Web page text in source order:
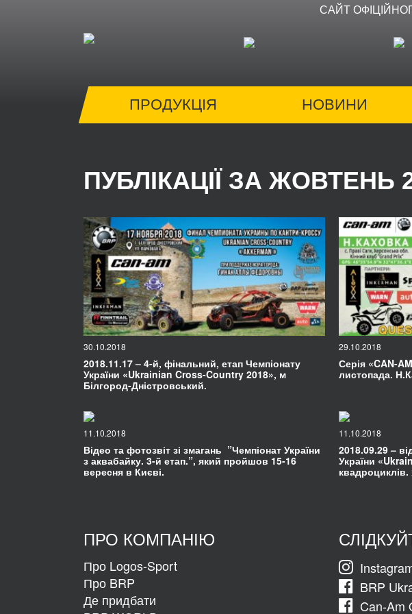
САЙТ
ПРОДУКЦІЯ НОВИНИ
ПУБЛІКАЦІЇ ЗА ЖОВТЕНЬ
30.10.2018
2018.11.17 – 4-й, фінальний, етап Чемпіонату
України «Ukrainian Cross-Country 2018», м
Білгород-Дністровський.
29.10.2018
Серія «CAN-
листопада.
11.10.2018
Відео та фотозвіт зі змагань ”Чемпіонат України
з аквабайку. 3-й етап.”, який пройшов 15-16
вересня в Києві.
11.10.2018
2018.09.29 –
України
ПРО КОМПАНІЮ
Про Logos-Sport
Про BRP
Де придбати
BRP
Can-Am